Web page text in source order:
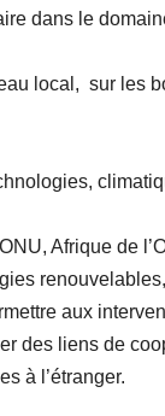
dans le
local, sur les
Afrique de
aux
des liens de
à l’étranger.